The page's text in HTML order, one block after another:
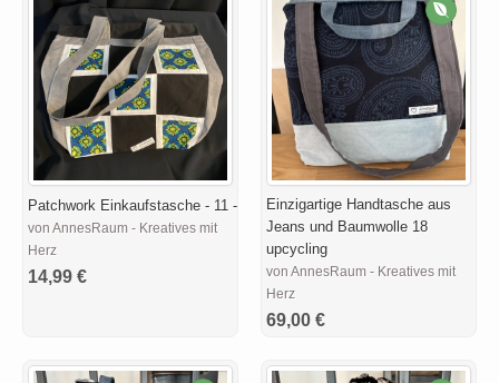
Patchwork Einkaufstasche - 11 -
von AnnesRaum - Kreatives mit
Herz
14,99 €
Einzigartige Handtasche aus
Jeans und Baumwolle 18
upcycling
von AnnesRaum - Kreatives mit
Herz
69,00 €